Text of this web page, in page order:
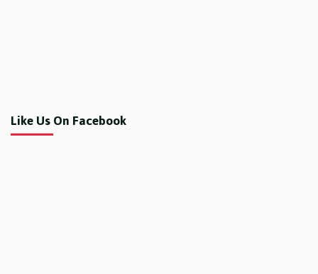
Like Us On Facebook